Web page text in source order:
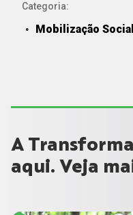
Categoria:
Mobilização Social
A
aqui. Veja